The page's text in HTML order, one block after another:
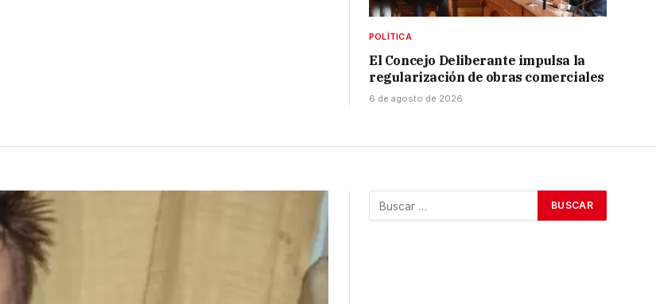
POLÍTICA
El Concejo Deliberante impulsa la
regularización de obras comerciales
6 de agosto de 2026